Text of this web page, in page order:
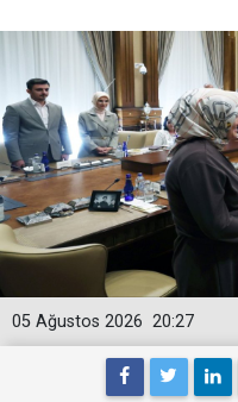
20:27
05 Ağustos 2026